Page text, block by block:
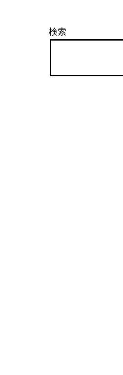
検索